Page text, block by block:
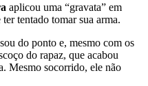
aplicou uma “gravata” em
tentado tomar sua arma.
do ponto e, mesmo com os
do rapaz, que acabou
Mesmo socorrido, ele não